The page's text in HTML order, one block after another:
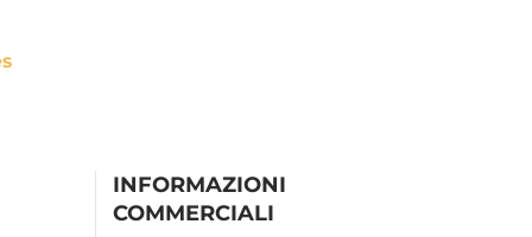
INFORMAZIONI
COMMERCIALI